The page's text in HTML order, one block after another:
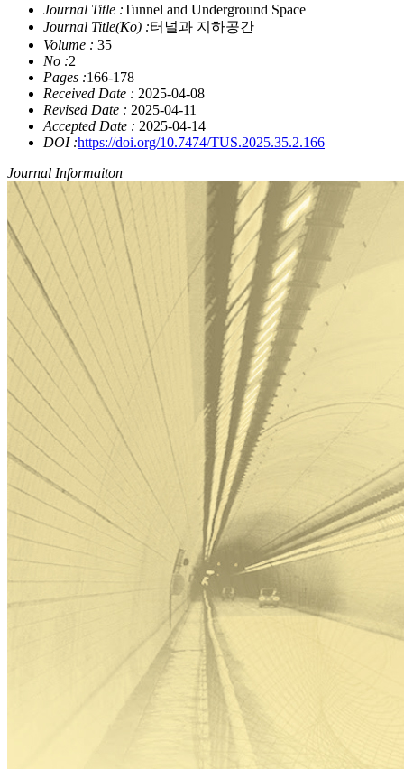
Journal Title :Tunnel and Underground Space
Journal Title(Ko) :터널과 지하공간
Volume : 35
No :2
Pages :166-178
Received Date : 2025-04-08
Revised Date : 2025-04-11
Accepted Date : 2025-04-14
DOI :https://doi.org/10.7474/TUS.2025.35.2.166
Journal Informaiton